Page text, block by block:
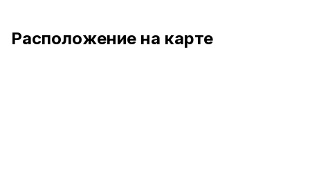
Расположение на карте